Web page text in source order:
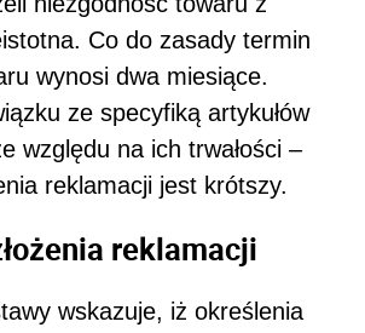
Co do zasady termin
wynosi dwa miesiące.
ze specyfiką artykułów
względu na ich trwałości –
reklamacji jest krótszy.
reklamacji
wskazuje, iż określenia